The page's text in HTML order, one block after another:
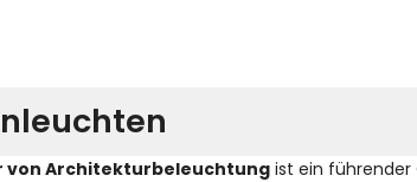
von Architekturbeleuchtungist ein führender